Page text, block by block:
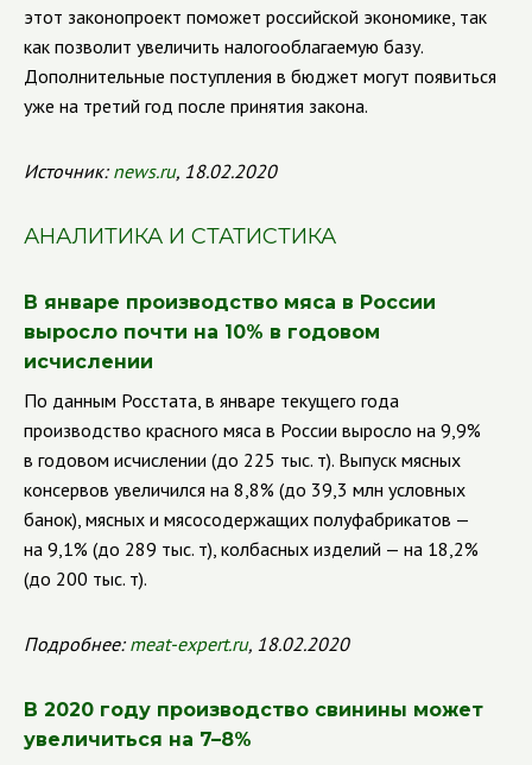
этот законопроект поможет российской экономике, так
как позволит увеличить налогооблагаемую базу.
Дополнительные поступления в бюджет могут появиться
уже на третий год после принятия закона.
Источник: news.ru, 18.02.2020
АНАЛИТИКА И СТАТИСТИКА
В январе производство мяса в России
выросло почти на 10% в годовом
исчислении
По данным Росстата, в январе текущего года
производство красного мяса в России выросло на 9,9%
в годовом исчислении (до 225 тыс. т). Выпуск мясных
консервов увеличился на 8,8% (до 39,3 млн условных
банок), мясных и мясосодержащих полуфабрикатов —
на 9,1% (до 289 тыс. т), колбасных изделий — на 18,2%
(до 200 тыс. т).
Подробнее: meat-expert.ru, 18.02.2020
В 2020 году производство свинины может
увеличиться на 7–8%